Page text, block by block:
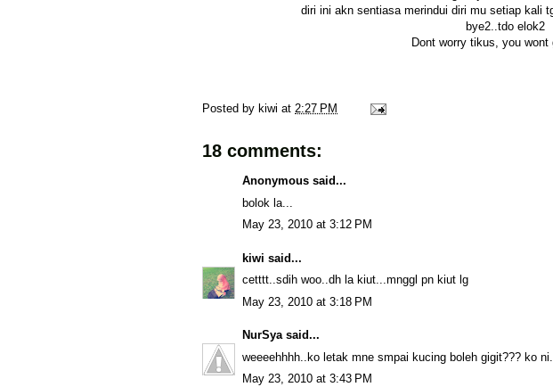
diri ini akn sentiasa merindui diri mu setiap kali
bye2..tdo elok2
Dont worry tikus, you wont
Posted by kiwi at 2:27 PM
18 comments:
Anonymous said...
bolok la...
May 23, 2010 at 3:12 PM
kiwi said...
cetttt..sdih woo..dh la kiut...mnggl pn kiut lg
May 23, 2010 at 3:18 PM
NurSyasaid...
weeeehhhh..ko letak mne smpai kucing boleh gigit??? ko
May 23, 2010 at 3:43 PM